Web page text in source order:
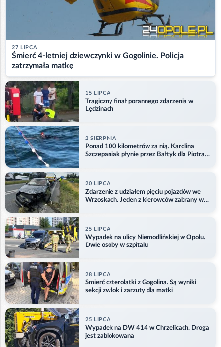
27 LIPCA
Śmierć 4-letniej dziewczynki w Gogolinie. Policja
zatrzymała matkę
15 LIPCA
Tragiczny finał porannego zdarzenia w
Lędzinach
2 SIERPNIA
Ponad 100 kilometrów za nią. Karolina
Szczepaniak płynie przez Bałtyk dla Piotra.
20 LIPCA
Zdarzenie z udziałem pięciu pojazdów we
Wrzoskach. Jeden z kierowców zabrany w
25 LIPCA
Wypadek na ulicy Niemodlińskiej w Opolu.
Dwie osoby w szpitalu
28 LIPCA
Śmierć czterolatki z Gogolina. Są wyniki
sekcji zwłok i zarzuty dla matki
25 LIPCA
Wypadek na DW 414 w Chrzelicach. Droga
jest zablokowana